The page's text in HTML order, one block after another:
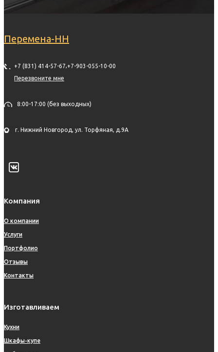
Перемена-НН
+7 (831) 414-57-67,+7-903-055-10-00
Перезвоните мне
8:00-17:00 (без выходных)
г. Нижний Новгород, ул. Торфяная, д.9А
Компания
О компании
Услуги
Портфолио
Отзывы
Контакты
Изготавливаем
Кухни
Шкафы-купе